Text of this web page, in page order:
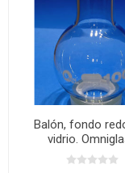
Balón, fondo
vidrio.